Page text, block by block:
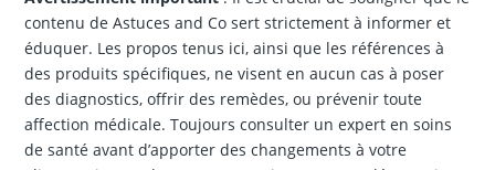
contenu de Astuces and Co sert strictement à informer et
éduquer. Les propos tenus ici, ainsi que les références à
des produits spécifiques, ne visent en aucun cas à poser
des diagnostics, offrir des remèdes, ou prévenir toute
affection médicale. Toujours consulter un expert en soins
de santé avant d’apporter des changements à votre